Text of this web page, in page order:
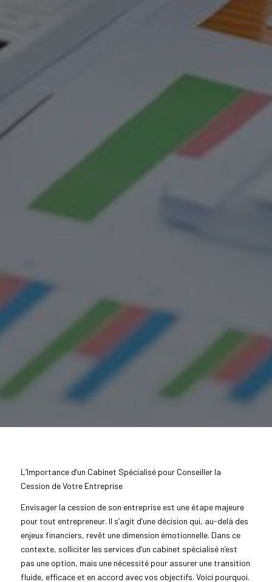
L’Importance d’un Cabinet Spécialisé pour Conseiller la
Cession de Votre Entreprise
Envisager la cession de son entreprise est une étape majeure
pour tout entrepreneur. Il s’agit d’une décision qui, au-delà des
enjeux financiers, revêt une dimension émotionnelle. Dans ce
contexte, solliciter les services d’un cabinet spécialisé n’est
pas une option, mais une nécessité pour assurer une transition
fluide, efficace et en accord avec vos objectifs. Voici pourquoi.